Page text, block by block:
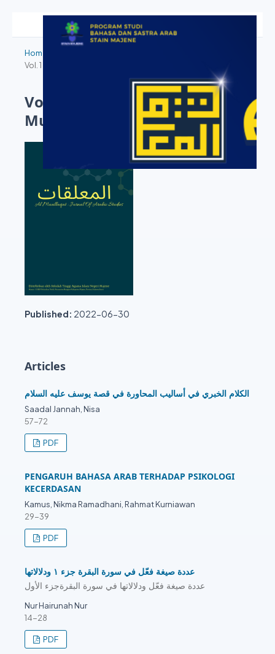
Home
Vol. 1 No. 2 (2022): Al Muallaqat : Journal Of Arabic
Vol. 1 No. 2 (2022): Al
Muallaqat : Journal Of Arabic
Published: 2022-06-30
Articles
الكلام الخبري في أساليب المحاورة في قصة يوسف عليه السلام
Saadal Jannah, Nisa
57-72
PDF
PENGARUH BAHASA ARAB TERHADAP PSIKOLOGI
KECERDASAN
Kamus, Nikma Ramadhani, Rahmat Kurniawan
29-39
PDF
عددة صيغة فعّل في سورة البقرة جزء ۱ ودلالاتها
عددة صيغة فعّل ودلالاتها في سورة البقرةجزء الأول
Nur Hairunah Nur
14-28
PDF